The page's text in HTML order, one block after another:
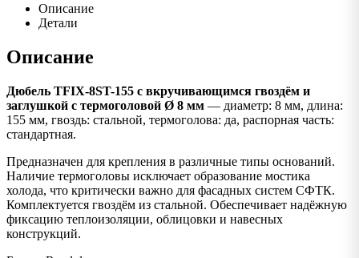
Описание
Детали
Описание
Дюбель TFIX-8ST-155 с вкручивающимся гвоздём и
заглушкой с термоголовой Ø 8 мм — диаметр: 8 мм, длина:
155 мм, гвоздь: стальной, термоголова: да, распорная часть:
стандартная.
Предназначен для крепления в различные типы оснований.
Наличие термоголовы исключает образование мостика
холода, что критически важно для фасадных систем СФТК.
Комплектуется гвоздём из стальной. Обеспечивает надёжную
фиксацию теплоизоляции, облицовки и навесных
конструкций.